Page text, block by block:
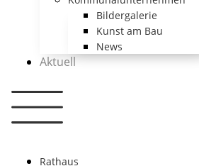
Bildergalerie
Kunst am Bau
News
Aktuell
Rathaus